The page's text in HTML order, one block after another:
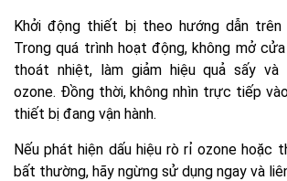
Khởi động thiết bị theo hướng dẫn trên
Trong quá trình hoạt động, không mở
thoát nhiệt, làm giảm hiệu quả sấy và
ozone. Đồng thời, không nhìn trực tiếp
thiết bị đang vận hành.
Nếu phát hiện dấu hiệu rò rỉ ozone hoặc
bất thường, hãy ngừng sử dụng ngay và